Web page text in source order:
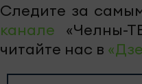
Следите за
канале «Челны-
читайте нас в